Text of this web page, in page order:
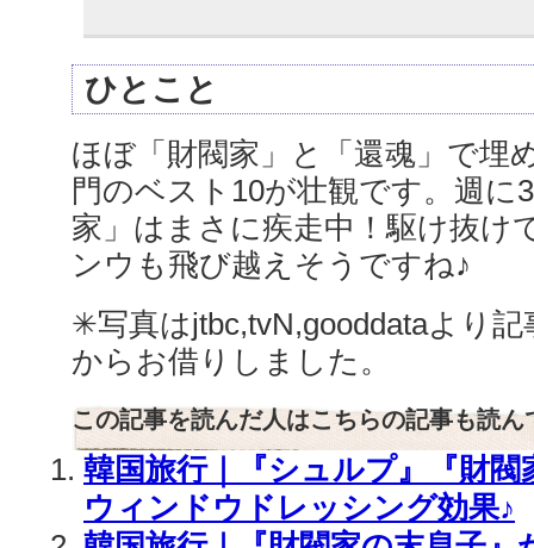
ひとこと
ほぼ「財閥家」と「還魂」で埋
門のベスト10が壮観です。週に
家」はまさに疾走中！駆け抜け
ンウも飛び越えそうですね♪
✳︎写真はjtbc,tvN,gooddataより記
からお借りしました。
この記事を読んだ人はこちらの記事も読ん
韓国旅行｜『シュルプ』『財閥
ウィンドウドレッシング効果♪